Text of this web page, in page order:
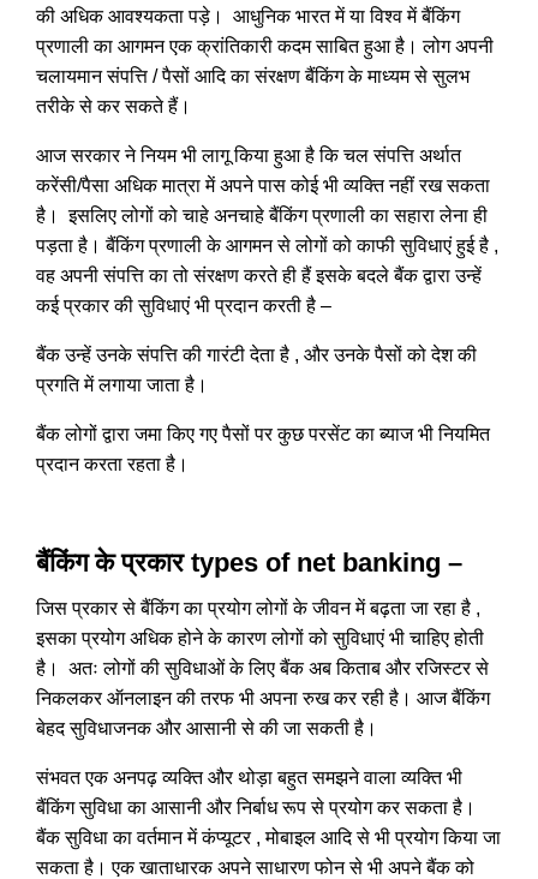
की अधिक आवश्यकता पड़े। आधुनिक भारत में या विश्व में बैंकिंग
प्रणाली का आगमन एक क्रांतिकारी कदम साबित हुआ है। लोग अपनी
चलायमान संपत्ति / पैसों आदि का संरक्षण बैंकिंग के माध्यम से सुलभ
तरीके से कर सकते हैं।
आज सरकार ने नियम भी लागू किया हुआ है कि चल संपत्ति अर्थात
करेंसी/पैसा अधिक मात्रा में अपने पास कोई भी व्यक्ति नहीं रख सकता
है। इसलिए लोगों को चाहे अनचाहे बैंकिंग प्रणाली का सहारा लेना ही
पड़ता है। बैंकिंग प्रणाली के आगमन से लोगों को काफी सुविधाएं हुई है ,
वह अपनी संपत्ति का तो संरक्षण करते ही हैं इसके बदले बैंक द्वारा उन्हें
कई प्रकार की सुविधाएं भी प्रदान करती है –
बैंक उन्हें उनके संपत्ति की गारंटी देता है , और उनके पैसों को देश की
प्रगति में लगाया जाता है।
बैंक लोगों द्वारा जमा किए गए पैसों पर कुछ परसेंट का ब्याज भी नियमित
प्रदान करता रहता है।
बैंकिंग के प्रकार types of net banking –
जिस प्रकार से बैंकिंग का प्रयोग लोगों के जीवन में बढ़ता जा रहा है ,
इसका प्रयोग अधिक होने के कारण लोगों को सुविधाएं भी चाहिए होती
है। अतः लोगों की सुविधाओं के लिए बैंक अब किताब और रजिस्टर से
निकलकर ऑनलाइन की तरफ भी अपना रुख कर रही है। आज बैंकिंग
बेहद सुविधाजनक और आसानी से की जा सकती है।
संभवत एक अनपढ़ व्यक्ति और थोड़ा बहुत समझने वाला व्यक्ति भी
बैंकिंग सुविधा का आसानी और निर्बाध रूप से प्रयोग कर सकता है।
बैंक सुविधा का वर्तमान में कंप्यूटर , मोबाइल आदि से भी प्रयोग किया जा
सकता है। एक खाताधारक अपने साधारण फोन से भी अपने बैंक को